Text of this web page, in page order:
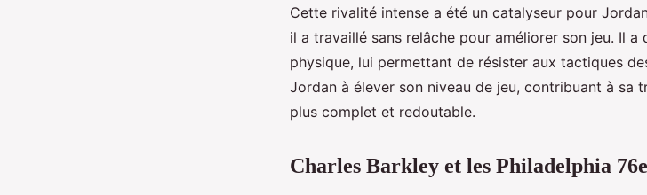
Cette rivalité intense a été un catalyseur pour
il a travaillé sans relâche pour améliorer son jeu. Il
physique, lui permettant de résister aux tactiques
Jordan à élever son niveau de jeu, contribuant à sa
plus complet et redoutable.
Charles Barkley et les Philadelphia